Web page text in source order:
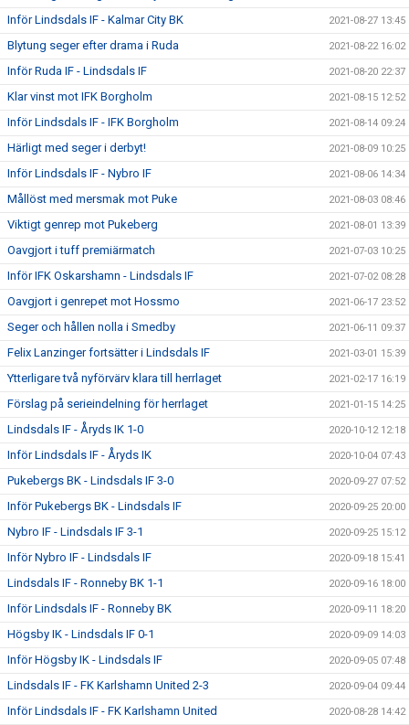
Inför Lindsdals IF - Kalmar City BK 2021-08-27 13:45
Blytung seger efter drama i Ruda 2021-08-22 16:02
Inför Ruda IF - Lindsdals IF 2021-08-20 22:37
Klar vinst mot IFK Borgholm 2021-08-15 12:52
Inför Lindsdals IF - IFK Borgholm 2021-08-14 09:24
Härligt med seger i derbyt! 2021-08-09 10:25
Inför Lindsdals IF - Nybro IF 2021-08-06 14:34
Mållöst med mersmak mot Puke 2021-08-03 08:46
Viktigt genrep mot Pukeberg 2021-08-01 13:39
Oavgjort i tuff premiärmatch 2021-07-03 10:25
Inför IFK Oskarshamn - Lindsdals IF 2021-07-02 08:28
Oavgjort i genrepet mot Hossmo 2021-06-17 23:52
Seger och hållen nolla i Smedby 2021-06-11 09:37
Felix Lanzinger fortsätter i Lindsdals IF 2021-03-01 15:39
Ytterligare två nyförvärv klara till herrlaget 2021-02-17 16:19
Förslag på serieindelning för herrlaget 2021-01-15 14:25
Lindsdals IF - Åryds IK 1-0 2020-10-12 12:18
Inför Lindsdals IF - Åryds IK 2020-10-04 07:43
Pukebergs BK - Lindsdals IF 3-0 2020-09-27 07:52
Inför Pukebergs BK - Lindsdals IF 2020-09-25 20:00
Nybro IF - Lindsdals IF 3-1 2020-09-25 15:12
Inför Nybro IF - Lindsdals IF 2020-09-18 15:41
Lindsdals IF - Ronneby BK 1-1 2020-09-16 18:00
Inför Lindsdals IF - Ronneby BK 2020-09-11 18:20
Högsby IK - Lindsdals IF 0-1 2020-09-09 14:03
Inför Högsby IK - Lindsdals IF 2020-09-05 07:48
Lindsdals IF - FK Karlshamn United 2-3 2020-09-04 09:44
Inför Lindsdals IF - FK Karlshamn United 2020-08-28 14:42